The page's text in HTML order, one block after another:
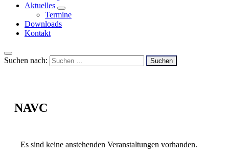
Aktuelles
Termine
Downloads
Kontakt
Suchen nach:
NAVC
Es sind keine anstehenden Veranstaltungen vorhanden.